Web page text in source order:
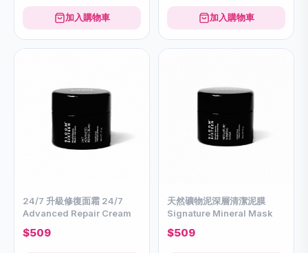
加入購物車 加入購物車
24/7 升級修復面霜 24/7
Advanced Repair Cream
$509
天然礦物泥深層清潔泥膜
Signature Mineral Mask
$509